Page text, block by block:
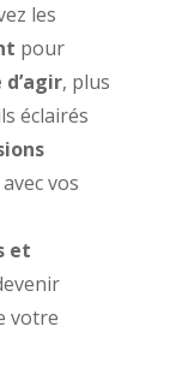
les
pour
, plus
éclairés
vos
et
votre